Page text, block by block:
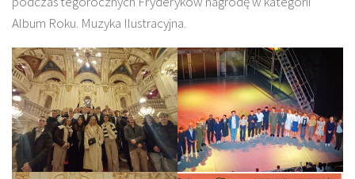
Album Roku. Muzyka Ilustracyjna.